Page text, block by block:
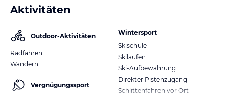
Aktivitäten
Outdoor-Aktivitäten
Radfahren
Wandern
Vergnügungssport
Wintersport
Skischule
Skilaufen
Ski-Aufbewahrung
Direkter Pistenzugang
Schlittenfahren vor Ort